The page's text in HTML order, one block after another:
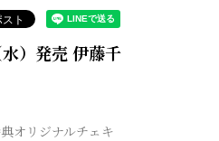
）発売 伊藤千
オリジナルチェキ